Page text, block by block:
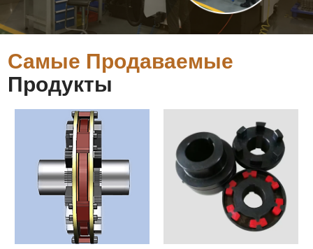
Самые Продаваемые
Продукты